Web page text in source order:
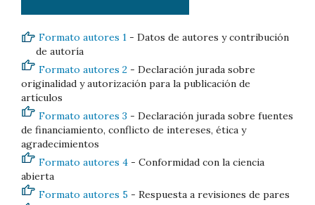
Formato autores 1 - Datos de autores y contribución
de autoría
Formato autores 2 - Declaración jurada sobre
originalidad y autorización para la publicación de
artículos
Formato autores 3 - Declaración jurada sobre fuentes
de financiamiento, conflicto de intereses, ética y
agradecimientos
Formato autores 4 - Conformidad con la ciencia
abierta
Formato autores 5 - Respuesta a revisiones de pares